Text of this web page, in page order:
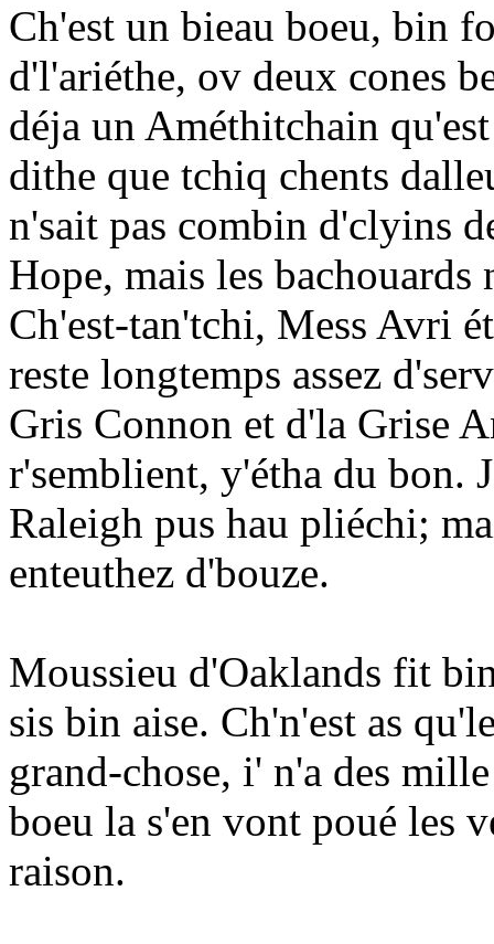
Ch'est un bieau boeu, bin
d'l'ariéthe, ov deux cones
déja un Améthitchain
dithe que tchiq chents
n'sait pas combin d'clyins
Hope, mais les
Ch'est-tan'tchi, Mess Avri
reste longtemps assez
Gris Connon et d'la Grise
r'semblient, y'étha du bon.
Raleigh pus hau pliéchi;
enteuthez d'bouze.
Moussieu d'Oaklands fit
sis bin aise. Ch'n'est as
grand-chose, i' n'a des
boeu la s'en vont poué les
raison.